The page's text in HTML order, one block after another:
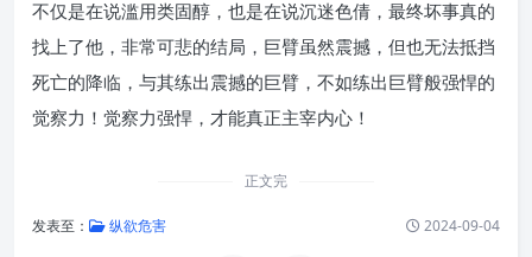
不仅是在说滥用类固醇，也是在说沉迷色倩，最终坏事真的
找上了他，非常可悲的结局，巨臂虽然震撼，但也无法抵挡
死亡的降临，与其练出震撼的巨臂，不如练出巨臂般强悍的
觉察力！觉察力强悍，才能真正主宰内心！
正文完
发表至： 纵欲危害 2024-09-04